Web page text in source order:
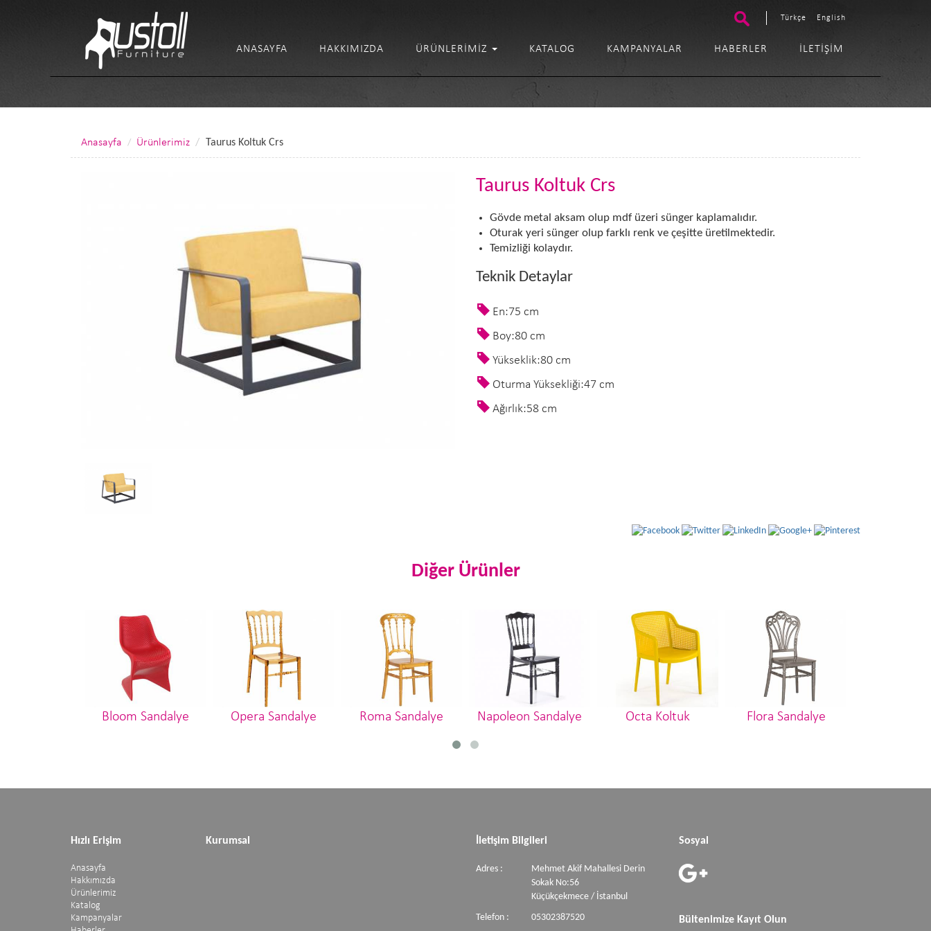
Türkçe English
ANASAYFA HAKKIMIZDA ÜRÜNLERIMIZ KATALOG KAMPANYALAR HABERLER İLETIŞIM
Anasayfa Ürünlerimiz Taurus Koltuk Crs
Taurus Koltuk Crs
Gövde metal aksam olup mdf üzeri sünger kaplamalıdır.
Oturak yeri sünger olup farklı renk ve çeşitte üretilmektedir.
Temizliği kolaydır.
Teknik Detaylar
En:75 cm
Boy:80 cm
Yükseklik:80 cm
Oturma Yüksekliği:47 cm
Ağırlık:58 cm
Diğer Ürünler
Bloom Sandalye Opera Sandalye Roma Sandalye Napoleon Sandalye Octa Koltuk Flora Sandalye
Hızlı Erişim
Anasayfa
Hakkımızda
Ürünlerimiz
Katalog
Kampanyalar
Kurumsal İletişim Bilgileri
Adres :
Mehmet Akif Mahallesi Derin
Sokak No:56
Küçükçekmece / İstanbul
Telefon :
05302387520
Sosyal
Bültenimize Kayıt Olun